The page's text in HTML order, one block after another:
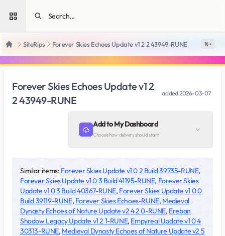
Open sidebar
HomeSiteRips Forever Skies Echoes Update v1 2 2 43949-RUNE 18 +
Forever Skies Echoes Update v1 2
2 43949-RUNE
added2026-03-07
Add to My Dashboard
Choose how delivery should start
Similar items: Forever Skies Update v1 0 2 Build 39735-RUNE,
Forever Skies Update v1 0 3 Build 41195-RUNE, Forever Skies
Update v1 0 3 Build 40367-RUNE, Forever Skies Update v1 0 0
Build 39119-RUNE, Forever Skies Echoes-RUNE, Medieval
Dynasty Echoes of Nature Update v2 4 2 0-RUNE, Ereban
Shadow Legacy Update v1 2 1-RUNE, Empyreal Update v1 0 4
30313-RUNE, Medieval Dynasty Echoes of Nature Update v2 5